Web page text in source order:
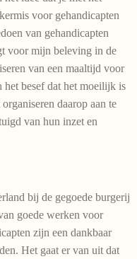
voor gehandicapten
van gehandicapten
voor mijn beleving in de
van een maaltijd voor
besef dat het moeilijk is
daarop aan te
van hun inzet en
bij de gegoede burgerij
goede werken voor
zijn een dankbaar
Het gaat er van uit dat